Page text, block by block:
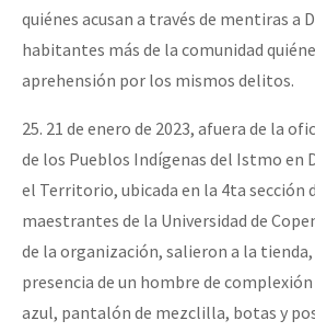
quiénes acusan a través de mentiras a
habitantes más de la comunidad
aprehensión por los mismos delitos.
25. 21 de enero de 2023, afuera de la
de los Pueblos Indígenas del Istmo en
el Territorio, ubicada en la 4ta sección
maestrantes de la Universidad de
de la organización, salieron a la
presencia de un hombre de
azul, pantalón de mezclilla, botas y